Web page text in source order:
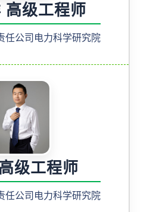
高级工程师
任公司电力科学研究院
级工程师
任公司电力科学研究院